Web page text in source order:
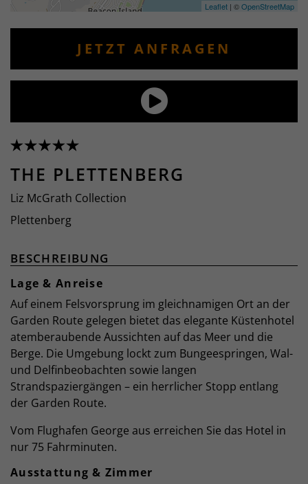
Leaflet | ©OpenStreetMap
JETZT ANFRAGEN
THE PLETTENBERG
Liz McGrath Collection
Plettenberg
BESCHREIBUNG
Lage & Anreise
Auf einem Felsvorsprung im gleichnamigen Ort an der
Garden Route gelegen bietet das elegante Küstenhotel
atemberaubende Aussichten auf das Meer und die
Berge. Die Umgebung lockt zum Bungeespringen, Wal-
und Delfinbeobachten sowie langen
Strandspaziergängen – ein herrlicher Stopp entlang
der Garden Route.
Vom Flughafen George aus erreichen Sie das Hotel in
nur 75 Fahrminuten.
Ausstattung & Zimmer